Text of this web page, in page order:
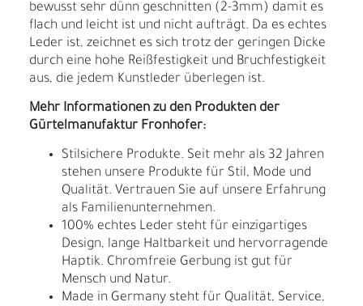
bewusst sehr dünn geschnitten (2-3mm) damit es
flach und leicht ist und nicht aufträgt. Da es echtes
Leder ist, zeichnet es sich trotz der geringen Dicke
durch eine hohe Reißfestigkeit und Bruchfestigkeit
aus, die jedem Kunstleder überlegen ist.
Mehr Informationen zu den Produkten der
Gürtelmanufaktur Fronhofer:
Stilsichere Produkte. Seit mehr als 32 Jahren
stehen unsere Produkte für Stil, Mode und
Qualität. Vertrauen Sie auf unsere Erfahrung
als Familienunternehmen.
100% echtes Leder steht für einzigartiges
Design, lange Haltbarkeit und hervorragende
Haptik. Chromfreie Gerbung ist gut für
Mensch und Natur.
Made in Germany steht für Qualität, Service,